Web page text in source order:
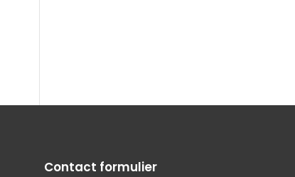
Contact formulier